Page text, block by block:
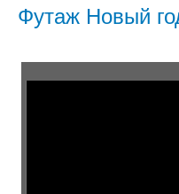
Футаж Новый